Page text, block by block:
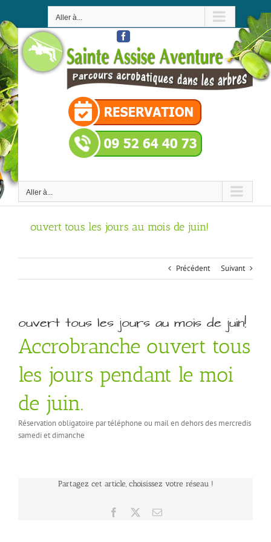
contenu
Aller à...
Facebook
Aller à...
ouvert tous les jours au mois de juin!
Précédent Suivant
ouvert tous les jours au mois de juin!
Accrobranche ouvert tous
les jours pendant le moi
de juin.
Réservation obligatoire par téléphone ou mail en dehors des mercredis
samedi et dimanche
Partagez cet article, choisissez votre réseau !
Facebook Email